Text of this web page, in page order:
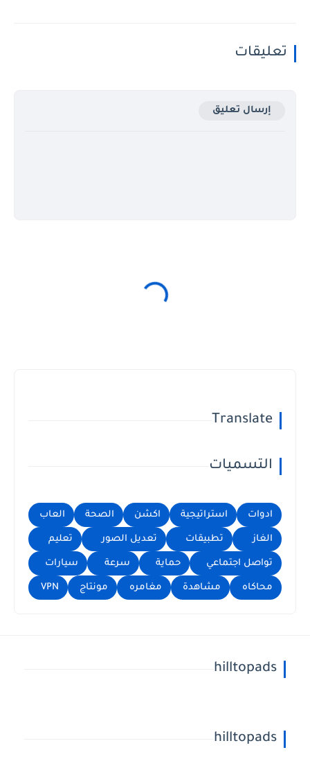
تعليقات
إرسال تعليق
Translate
التسميات
ادوات استراتيجية اكشن الصحة العاب
الغاز تطبيقات تعديل الصور تعليم
تواصل اجتماعي حماية سرعة سيارات
محاكاه مشاهدة مغامره مونتاج VPN
hilltopads
hilltopads